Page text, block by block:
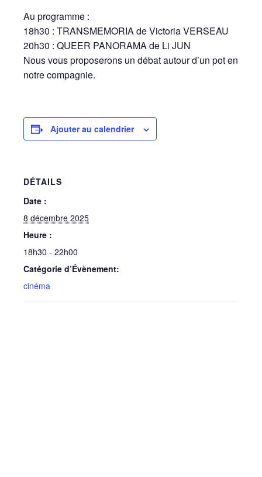
Au programme :
18h30 : TRANSMEMORIA de Victoria VERSEAU
20h30 : QUEER PANORAMA de Li JUN
Nous vous proposerons un débat autour d’un pot en
notre compagnie.
Ajouter au calendrier
DÉTAILS
Date :
8 décembre 2025
Heure :
18h30 - 22h00
Catégorie d’Évènement:
cinéma